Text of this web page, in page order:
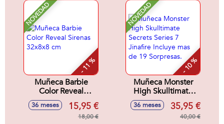
NOVEDAD
- 11 %
Muñeca Barbie
Color Reveal
Sirenas 32x8x8 cm
36 meses 15,95 €
18,00 €
NOVEDAD
- 10 %
Muñeca Monster
High Skulltimate
Secrets Series 7
Jinafire Incluye mas
de 19 Sorpresas.
36 meses 35,95 €
40,00 €